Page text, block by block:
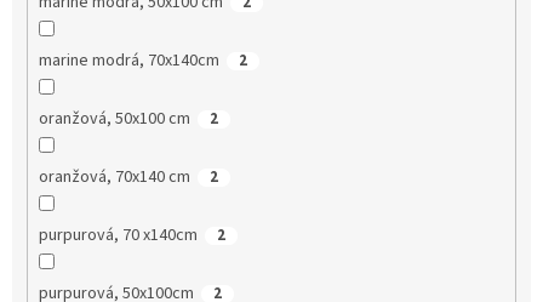
marine modrá, 70x140cm 2
oranžová, 50x100 cm 2
oranžová, 70x140 cm 2
purpurová, 70 x140cm 2
purpurová, 50x100cm 2